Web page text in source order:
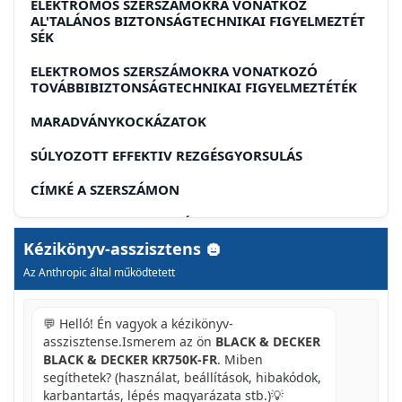
ELEKTROMOS SZERSZÁMOKRA VONATKOŹ
AL'TALÁNOS BIZTONSÁGTECHNIKAI FIGYELMEZTÉT
SÉK
ELEKTROMOS SZERSZÁMOKRA VONATKOZÓ
TOVÁBBIBIZTONSÁGTECHNIKAI FIGYELMEZTÉTÉK
MARADVÁNYKOCKÁZATOK
SÚLYOZOTT EFFEKTIV REZGÉSGYORSULÁS
CÍMKÉ A SZERSZÁMON
ELEKTROMOS BIZTONSÁG
RÉSZEGYSÉGEK
BÁBRA
ÖSSZESZERELÉS
AZ OLDALFOGANTYU ÉS A MÉLYSÉGÜTKÖZŐ
FELSZERELÉSE (A ÉS E ÁBRA)
Kézikönyv-asszisztens
Az Anthropic által működtetett
💬 Helló! Én vagyok a kézikönyv-
asszisztense.Ismerem az ön BLACK & DECKER
BLACK & DECKER KR750K-FR. Miben
segíthetek? (használat, beállítások, hibakódok,
karbantartás, lépés magyarázata stb.)💡